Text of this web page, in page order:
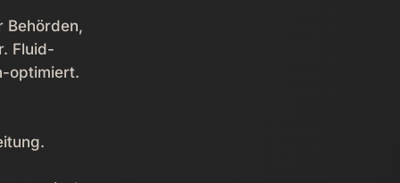
Behörden,
Fluid-
optimiert.